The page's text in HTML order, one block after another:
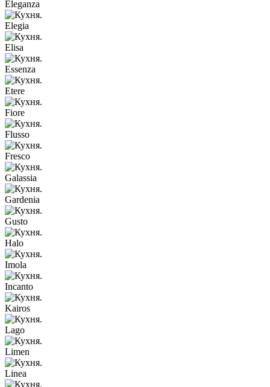
Eleganza
Elegia
Elisa
Essenza
Etere
Fiore
Flusso
Fresco
Galassia
Gardenia
Gusto
Halo
Imola
Incanto
Kairos
Lago
Limen
Linea